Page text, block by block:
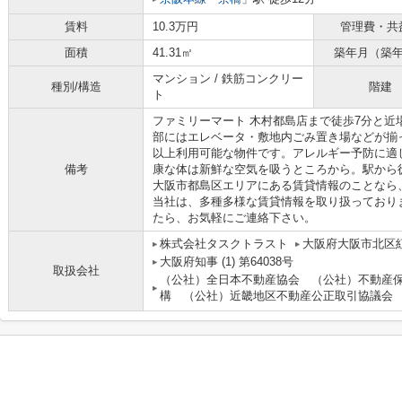
賃料 10.3万円
管理費・共
面積
41.31㎡ 築年月（築
種別/構造
マンション / 鉄筋コンクリー
ト
階建
備考
ファミリーマート 木村都島店まで徒歩7分と
部にはエレベータ・敷地内ごみ置き場などが
以上利用可能な物件です。アレルギー予防に
康な体は新鮮な空気を吸うところから。駅か
大阪市都島区エリアにある賃貸情報のことな
当社は、多種多様な賃貸情報を取り扱ってお
たら、お気軽にご連絡下さい。
取扱会社
株式会社タスクトラスト
大阪府大阪市北区
大阪府知事 (1) 第64038号
（公社）全日本不動産協会 （公社）不動
構 （公社）近畿地区不動産公正取引協議会